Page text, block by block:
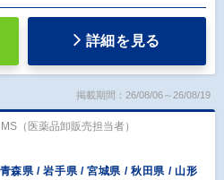
詳細を見る
掲載期間：26/08/06～26/08/19
（医薬品卸販売担当者）
森県 / 岩手県 / 宮城県 / 秋田県 / 山形